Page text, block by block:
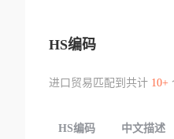
HS编码
进口贸易匹配到共计 10+
HS编码 中文描述